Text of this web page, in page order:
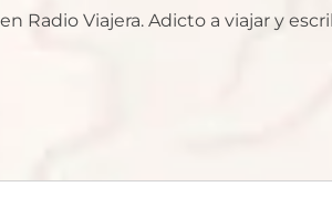
Radio Viajera. Adicto a viajar y